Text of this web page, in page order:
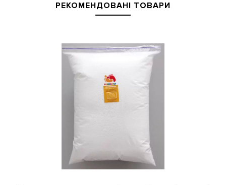
РЕКОМЕНДОВАНІ ТОВАРИ